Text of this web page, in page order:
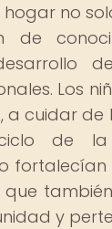
hogar no
de
Los
cuidar de
de la
fortalecían
que
y